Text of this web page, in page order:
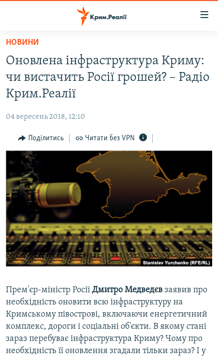
Перейти
основного
матеріалу
Перейти
до
основної
навігації
Перейти
до
пошуку
ВІДЕО ТА ФОТО
БЛОГИ
ПОГЛЯД
ІНТЕРВ'Ю
ВСЕ ЗА ДЕНЬ
СПЕЦПРОЕКТИ
ДЕПОРТАЦІЯ
ВІДЕОУРОКИ «ELIFBE»
СВІДЧЕННЯ ОКУПАЦІЇ
УКРАЇНСЬКА ПРОБЛЕМА КРИМУ
ЯК ОБІЙТИ БЛОКУВАННЯ
Русский
Qırımtatar
Усі сайти RFE/RL
НОВИНИ
Оновлена ​​інфраструктура Криму:
чи вистачить Росії грошей? – Радіо
Крим.Реалії
04 вересень 2018, 12:10
Поділитись Читати без VPN
Прем'єр-міністр Росії Дмитро Медведєв заявив про
необхідність оновити всю інфраструктуру на
Кримському півострові, включаючи енергетичний
комплекс, дороги і соціальні об'єкти. В якому стані
зараз перебуває інфраструктура Криму? Чому про
необхідність її оновлення згадали тільки зараз? І у